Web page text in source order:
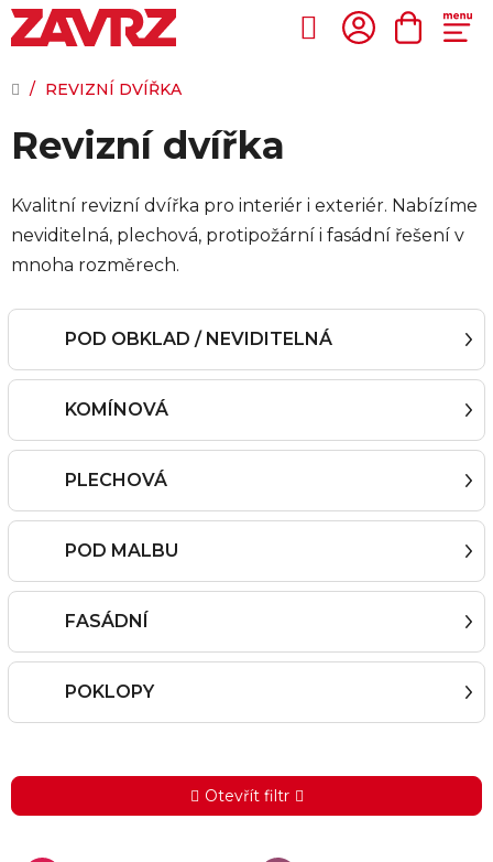
Přejít
na
Hledat
DOMŮ
/ REVIZNÍ DVÍŘKA
Revizní dvířka
Kvalitní revizní dvířka pro interiér i exteriér. Nabízíme
neviditelná, plechová, protipožární i fasádní řešení v
mnoha rozměrech.
POD OBKLAD / NEVIDITELNÁ
KOMÍNOVÁ
PLECHOVÁ
POD MALBU
FASÁDNÍ
POKLOPY
Otevřít filtr